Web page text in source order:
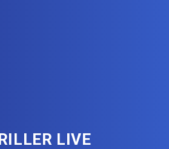
LIVE